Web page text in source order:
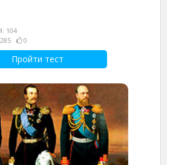
104
0
Пройти тест